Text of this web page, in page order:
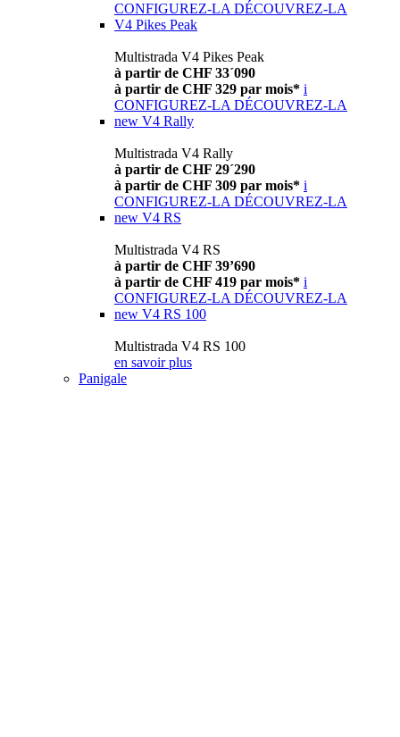
CONFIGUREZ-LA DÉCOUVREZ-LA
V4 Pikes Peak
Multistrada V4 Pikes Peak
à partir de CHF 33´090
à partir de CHF 329 par mois* i
CONFIGUREZ-LA DÉCOUVREZ-LA
new V4 Rally
Multistrada V4 Rally
à partir de CHF 29´290
à partir de CHF 309 par mois* i
CONFIGUREZ-LA DÉCOUVREZ-LA
new V4 RS
Multistrada V4 RS
à partir de CHF 39’690
à partir de CHF 419 par mois* i
CONFIGUREZ-LA DÉCOUVREZ-LA
new V4 RS 100
Multistrada V4 RS 100
en savoir plus
Panigale